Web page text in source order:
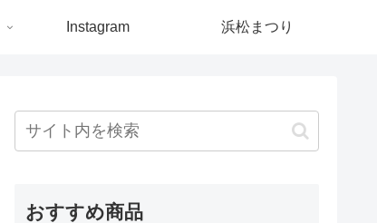
Instagram 浜松まつり
おすすめ商品